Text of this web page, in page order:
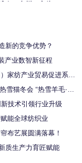
新的竞争优势？
产业数智新征程
家纺产业贸易促进系列
猫冬会 “热雪羊毛·出
技术引领行业升级
能全球纺织业
布艺展圆满落幕！
质生产力育匠赋能